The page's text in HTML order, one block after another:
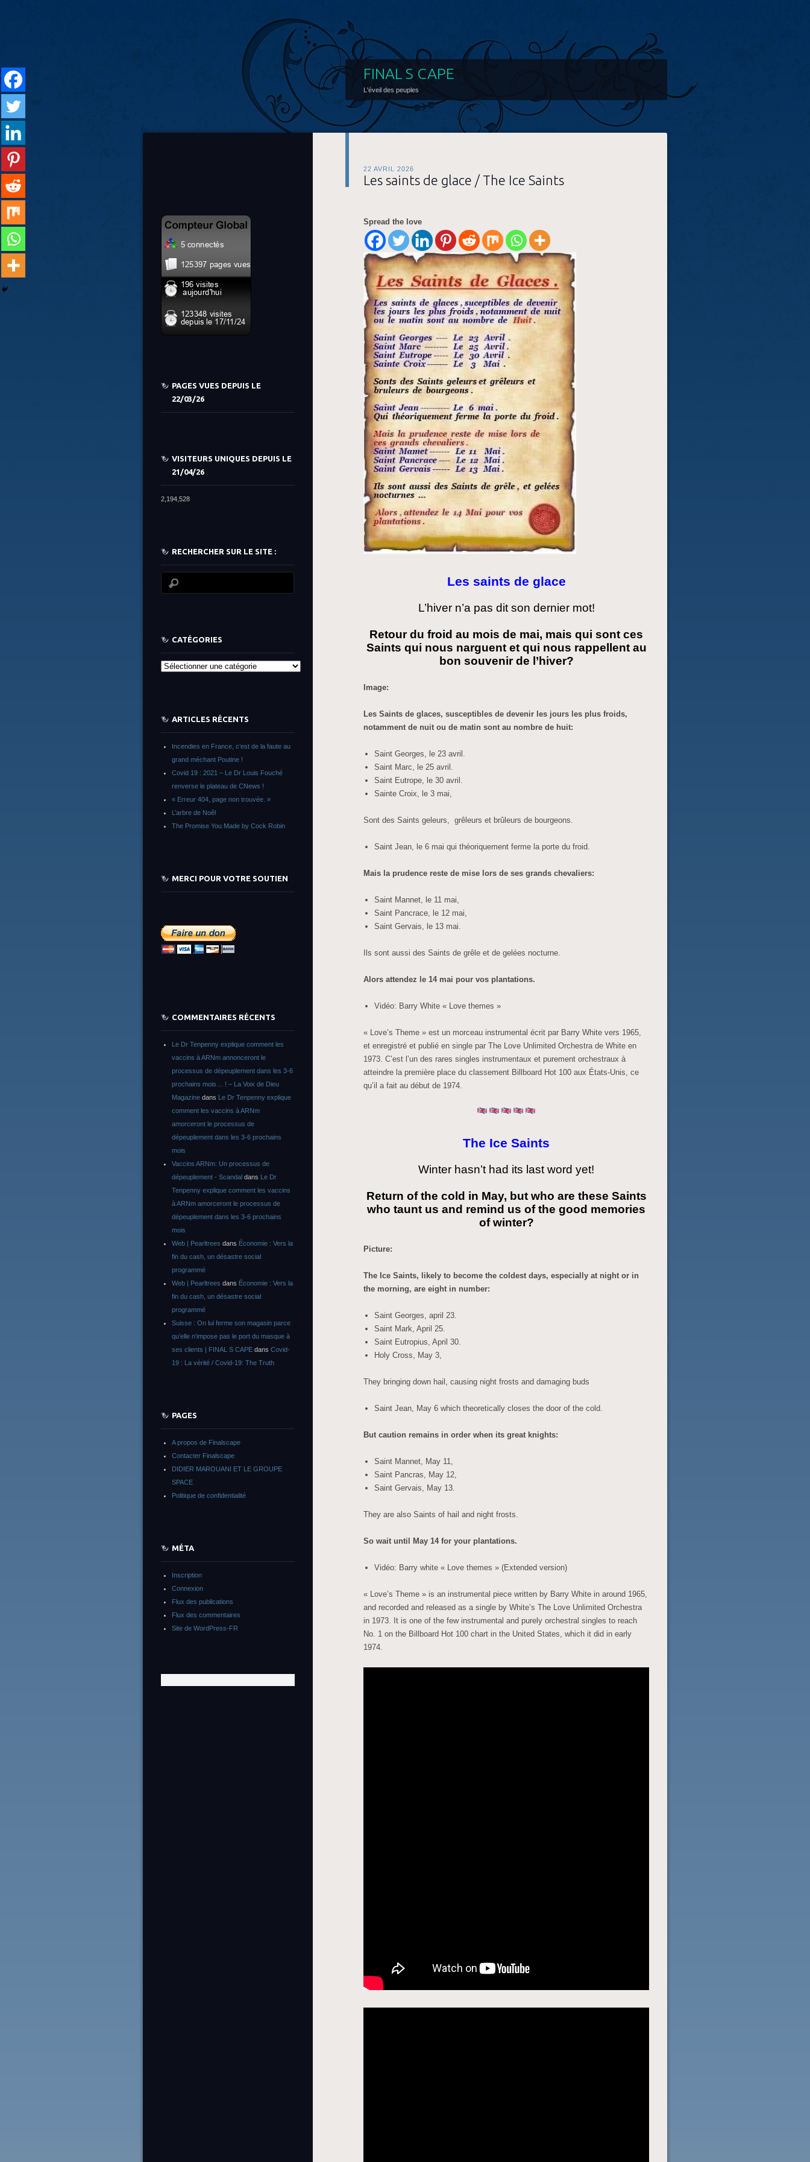
FINAL S CAPE
L'éveil des peuples
22 AVRIL 2026
Les saints de glace / The Ice Saints
Spread the love
Les saints de glace
L’hiver n’a pas dit son dernier mot!
Retour du froid au mois de mai, mais qui sont ces
Saints qui nous narguent et qui nous rappellent au
bon souvenir de l’hiver?
Image:
Les Saints de glaces, susceptibles de devenir les jours les plus froids,
notamment de nuit ou de matin sont au nombre de huit:
Saint Georges, le 23 avril.
Saint Marc, le 25 avril.
Saint Eutrope, le 30 avril.
Sainte Croix, le 3 mai,
Sont des Saints geleurs, grêleurs et brûleurs de bourgeons.
Saint Jean, le 6 mai qui théoriquement ferme la porte du froid.
Mais la prudence reste de mise lors de ses grands chevaliers:
Saint Mannet, le 11 mai,
Saint Pancrace, le 12 mai,
Saint Gervais, le 13 mai.
Ils sont aussi des Saints de grêle et de gelées nocturne.
Alors attendez le 14 mai pour vos plantations.
Vidéo: Barry White « Love themes »
« Love’s Theme » est un morceau instrumental écrit par Barry White vers 1965,
et enregistré et publié en single par The Love Unlimited Orchestra de White en
1973. C’est l’un des rares singles instrumentaux et purement orchestraux à
atteindre la première place du classement Billboard Hot 100 aux États-Unis, ce
qu’il a fait au début de 1974.
The Ice Saints
Winter hasn’t had its last word yet!
Return of the cold in May, but who are these Saints
who taunt us and remind us of the good memories
of winter?
Picture:
The Ice Saints, likely to become the coldest days, especially at night or in
the morning, are eight in number:
Saint Georges, april 23.
Saint Mark, April 25.
Saint Eutropius, April 30.
Holy Cross, May 3,
They bringing down hail, causing night frosts and damaging buds
Saint Jean, May 6 which theoretically closes the door of the cold.
But caution remains in order when its great knights:
Saint Mannet, May 11,
Saint Pancras, May 12,
Saint Gervais, May 13.
They are also Saints of hail and night frosts.
So wait until May 14 for your plantations.
Vidéo: Barry white « Love themes » (Extended version)
« Love’s Theme » is an instrumental piece written by Barry White in around 1965,
and recorded and released as a single by White’s The Love Unlimited Orchestra
in 1973. It is one of the few instrumental and purely orchestral singles to reach
No. 1 on the Billboard Hot 100 chart in the United States, which it did in early
1974.
PAGES VUES DEPUIS LE
22/03/26
VISITEURS UNIQUES DEPUIS LE
21/04/26
2,194,528
RECHERCHER SUR LE SITE :
CATÉGORIES
Catégories
ARTICLES RÉCENTS
Incendies en France, c’est de la faute au
grand méchant Poutine !
Covid 19 : 2021 – Le Dr Louis Fouché
renverse le plateau de CNews !
« Erreur 404, page non trouvée. »
L’arbre de Noêl
The Promise You Made by Cock Robin
MERCI POUR VOTRE SOUTIEN
COMMENTAIRES RÉCENTS
Le Dr Tenpenny explique comment les
vaccins à ARNm annonceront le
processus de dépeuplement dans les 3-6
prochains mois… ! – La Voix de Dieu
Magazine dans Le Dr Tenpenny explique
comment les vaccins à ARNm
amorceront le processus de
dépeuplement dans les 3-6 prochains
mois
Vaccins ARNm: Un processus de
dépeuplement - Scandal dans Le Dr
Tenpenny explique comment les vaccins
à ARNm amorceront le processus de
dépeuplement dans les 3-6 prochains
mois
Web | Pearltrees dans Économie : Vers la
fin du cash, un désastre social
programmé
Web | Pearltrees dans Économie : Vers la
fin du cash, un désastre social
programmé
Suisse : On lui ferme son magasin parce
qu’elle n’impose pas le port du masque à
ses clients | FINAL S CAPE dans Covid-
19 : La vérité / Covid-19: The Truth
PAGES
A propos de Finalscape
Contacter Finalscape
DIDIER MAROUANI ET LE GROUPE
SPACE
Politique de confidentialité
MÉTA
Inscription
Connexion
Flux des publications
Flux des commentaires
Site de WordPress-FR